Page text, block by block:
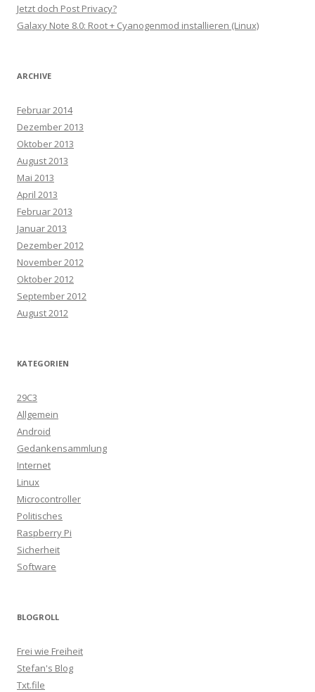
Jetzt doch Post Privacy?
Galaxy Note 8.0: Root + Cyanogenmod installieren (Linux)
ARCHIVE
Februar 2014
Dezember 2013
Oktober 2013
August 2013
Mai 2013
April 2013
Februar 2013
Januar 2013
Dezember 2012
November 2012
Oktober 2012
September 2012
August 2012
KATEGORIEN
29C3
Allgemein
Android
Gedankensammlung
Internet
Linux
Microcontroller
Politisches
Raspberry Pi
Sicherheit
Software
BLOGROLL
Frei wie Freiheit
Stefan's Blog
Txt.file